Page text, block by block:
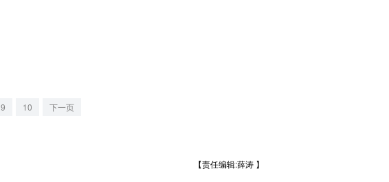
9 10 下一页
【责任编辑:薛涛 】